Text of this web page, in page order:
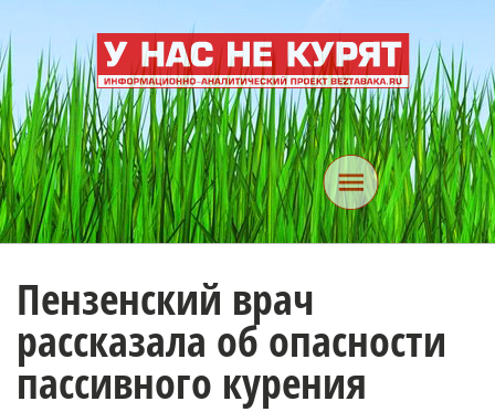
Пензенский врач
рассказала об опасности
пассивного курения